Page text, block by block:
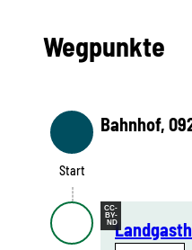
Wegpunkte
Start
Start
Bahnhof,
CC-
BY-
ND